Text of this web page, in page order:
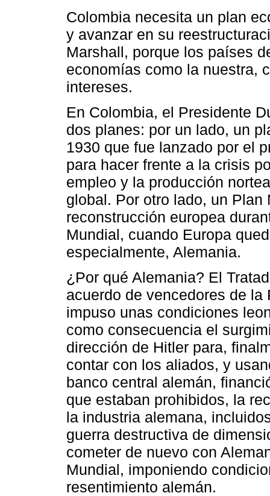
Colombia necesita un plan
y avanzar en su
Marshall, porque los países
economías como la nuestra,
intereses.
En Colombia, el Presidente
dos planes: por un lado, un
1930 que fue lanzado por el
para hacer frente a la crisis
empleo y la producción
global. Por otro lado, un
reconstrucción europea
Mundial, cuando Europa
especialmente, Alemania.
¿Por qué Alemania? El
acuerdo de vencedores de
impuso unas condiciones
como consecuencia el
dirección de Hitler para,
contar con los aliados, y
banco central alemán,
que estaban prohibidos, la
la industria alemana,
guerra destructiva de
cometer de nuevo con
Mundial, imponiendo
resentimiento alemán.